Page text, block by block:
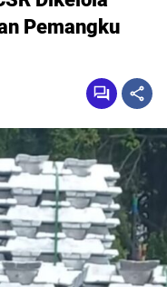
Pemangku